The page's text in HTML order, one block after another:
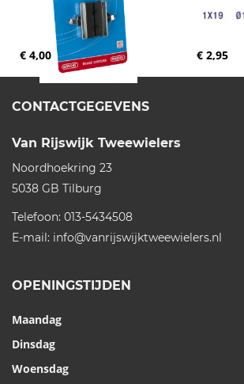
€ 4,00 € 2,95
CONTACTGEGEVENS
Van Rijswijk Tweewielers
Noordhoekring 23
5038 GB Tilburg
Telefoon: 013-5434508
E-mail: info@vanrijswijktweewielers.nl
OPENINGSTIJDEN
Maandag
Dinsdag
Woensdag